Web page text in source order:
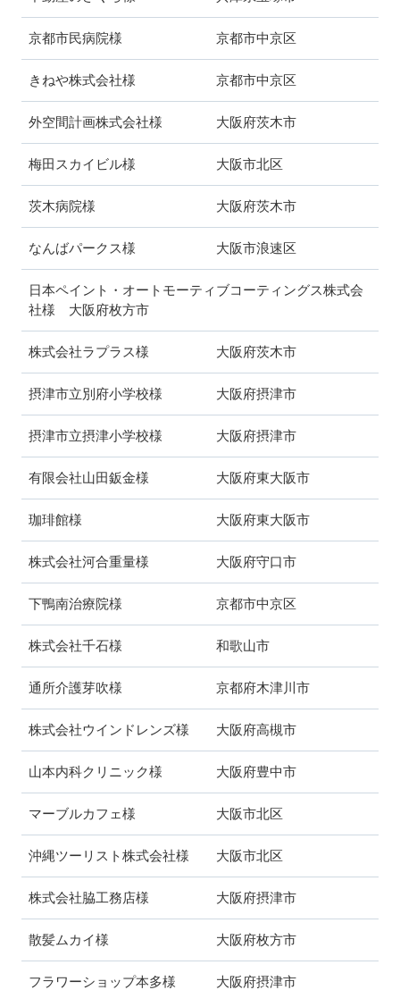
京都市民病院様 京都市中京区
きねや株式会社様 京都市中京区
外空間計画株式会社様 大阪府茨木市
梅田スカイビル様 大阪市北区
茨木病院様 大阪府茨木市
なんばパークス様 大阪市浪速区
日本ペイント・オートモーティブコーティングス株式会
社様 大阪府枚方市
株式会社ラプラス様 大阪府茨木市
摂津市立別府小学校様 大阪府摂津市
摂津市立摂津小学校様 大阪府摂津市
有限会社山田鈑金様 大阪府東大阪市
珈琲館様 大阪府東大阪市
株式会社河合重量様 大阪府守口市
下鴨南治療院様 京都市中京区
株式会社千石様 和歌山市
通所介護芽吹様 京都府木津川市
株式会社ウインドレンズ様 大阪府高槻市
山本内科クリニック様 大阪府豊中市
マーブルカフェ様 大阪市北区
沖縄ツーリスト株式会社様 大阪市北区
株式会社脇工務店様 大阪府摂津市
散髪ムカイ様 大阪府枚方市
フラワーショップ本多様 大阪府摂津市